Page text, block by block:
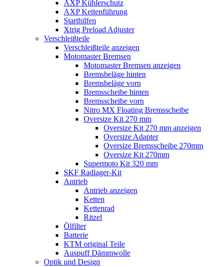
AXP Kühlerschutz
AXP Kettenführung
Starthilfen
Xtrig Preload Adjuster
Verschleißteile
Verschleißteile anzeigen
Motomaster Bremsen
Motomaster Bremsen anzeigen
Bremsbeläge hinten
Bremsbeläge vorn
Bremsscheibe hinten
Bremsscheibe vorn
Nitro MX Floating Bremsscheibe
Oversize Kit 270 mm
Oversize Kit 270 mm anzeigen
Oversize Adapter
Oversize Bremsscheibe 270mm
Oversize Kit 270mm
Supermoto Kit 320 mm
SKF Radlager-Kit
Antrieb
Antrieb anzeigen
Ketten
Kettenrad
Ritzel
Ölfilter
Batterie
KTM original Teile
Auspuff Dämmwolle
Optik und Design